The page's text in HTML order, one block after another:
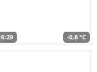
-0,8 °C